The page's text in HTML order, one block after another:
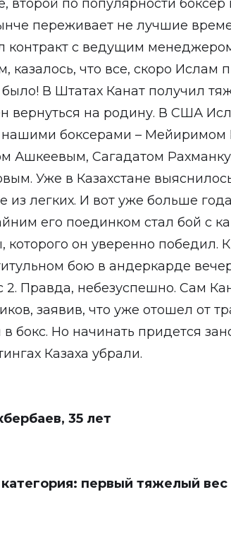
второй по популярности
переживает не лучшие
контракт с ведущим
казалось, что все, скоро Ислам
было! В Штатах Канат получил
вернуться на родину. В США
боксерами – Мейиримом
Ашкеевым, Сагадатом
Уже в Казахстане
из легких. И вот уже больше
его поединком стал бой с
которого он уверенно победил.
бою в андеркарде
2. Правда, небезуспешно. Сам
заявив, что уже отошел от
в бокс. Но начинать придется
Казаха убрали.
35 лет
первый тяжелый вес